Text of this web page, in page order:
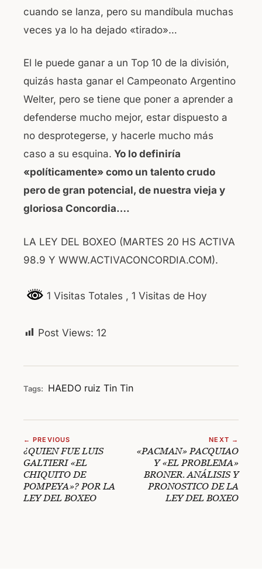
cuando se lanza, pero su mandíbula muchas
veces ya lo ha dejado «tirado»…
El le puede ganar a un Top 10 de la división,
quizás hasta ganar el Campeonato Argentino
Welter, pero se tiene que poner a aprender a
defenderse mucho mejor, estar dispuesto a
no desprotegerse, y hacerle mucho más
caso a su esquina. Yo lo definiría
«políticamente» como un talento crudo
pero de gran potencial, de nuestra vieja y
gloriosa Concordia….
LA LEY DEL BOXEO (MARTES 20 HS ACTIVA
98.9 Y WWW.ACTIVACONCORDIA.COM).
1 Visitas Totales , 1 Visitas de Hoy
Post Views: 12
Tags: HAEDO ruiz Tin Tin
← PREVIOUS
¿QUIEN FUE LUIS
GALTIERI «EL
CHIQUITO DE
POMPEYA»? POR LA
LEY DEL BOXEO
NEXT →
«PACMAN» PACQUIAO
Y «EL PROBLEMA»
BRONER. ANÁLISIS Y
PRONOSTICO DE LA
LEY DEL BOXEO